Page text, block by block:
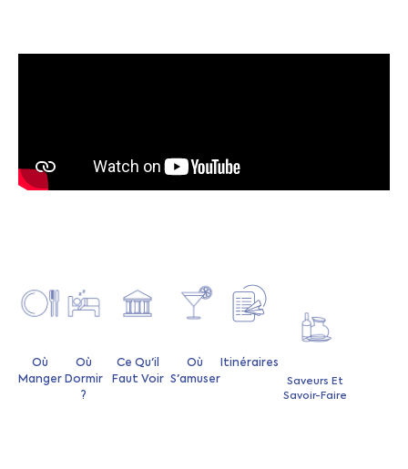
Où
Manger
Où
Dormir
?
Ce Qu'il
Faut Voir
Où
S'amuser
Itinéraires
Saveurs Et
Savoir-Faire